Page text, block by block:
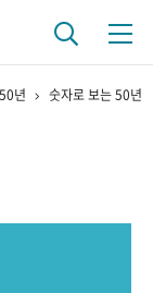
년 숫자로 보는 50년